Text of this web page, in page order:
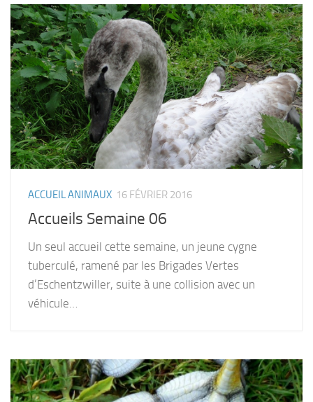
ACCUEIL ANIMAUX 16 FÉVRIER 2016
Accueils Semaine 06
Un seul accueil cette semaine, un jeune cygne
tuberculé, ramené par les Brigades Vertes
d’Eschentzwiller, suite à une collision avec un
véhicule…